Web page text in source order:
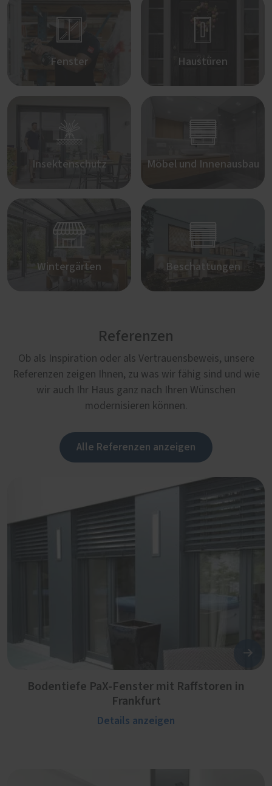

Fenster

Haustüren

Insektenschutz

Möbel und Innenausbau

Wintergärten

Beschattungen
Referenzen
Ob als Inspiration oder als Vertrauensbeweis, unsere
Referenzen zeigen Ihnen, zu was wir fähig sind und wie
wir auch Ihr Haus ganz nach Ihren Wünschen
modernisieren können.
Alle Referenzen anzeigen
Bodentiefe PaX-Fenster mit Raffstoren in
Frankfurt
Details anzeigen